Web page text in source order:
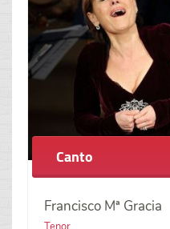
Canto
Francisco Mª Gracia